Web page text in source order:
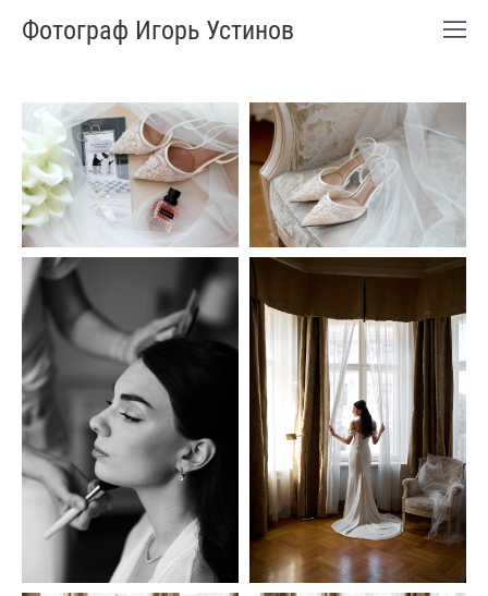
Фотограф Игорь Устинов